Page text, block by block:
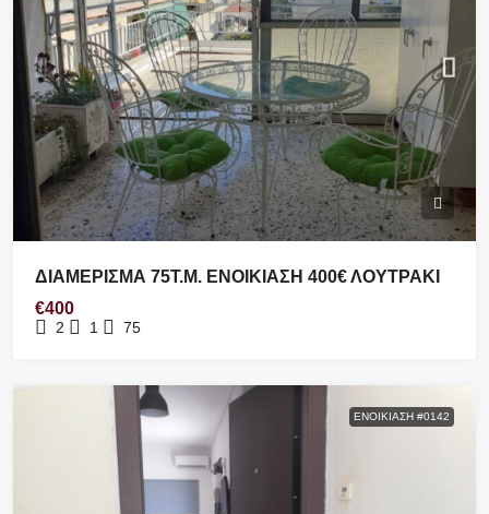
ΔΙΑΜΕΡΙΣΜΑ 75Τ.Μ. ΕΝΟΙΚΙΑΣΗ 400€ ΛΟΥΤΡΑΚΙ
€400
2 1 75
ΕΝΟΙΚΊΑΣΗ #0142